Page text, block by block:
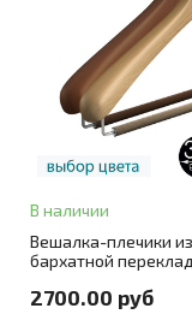
В наличии
Вешалка-плечики
бархатной
2700.00 руб
В корзину
ЗАКАЗ В
Цвет натуральный
Размер 35